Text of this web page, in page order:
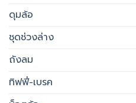
ดุมล้อ
ชุดช่วงล่าง
ถังลม
ทิฟฟี่-เบรค